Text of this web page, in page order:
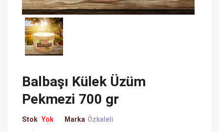
Balbaşı Külek Üzüm
Pekmezi 700 gr
Stok Yok Marka Özkaleli